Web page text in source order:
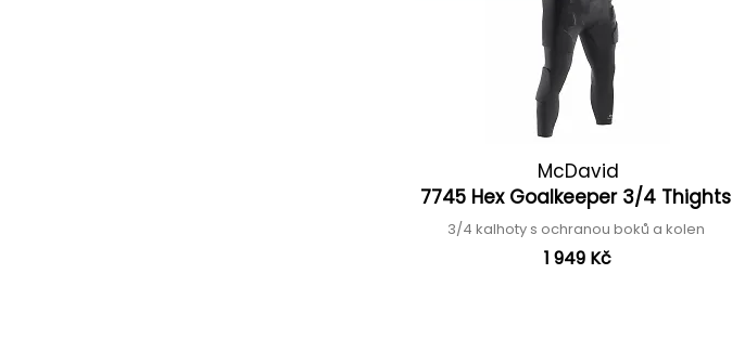
McDavid
7745 Hex Goalkeeper 3/4 Thights
3/4 kalhoty s ochranou boků a kolen
1 949 Kč